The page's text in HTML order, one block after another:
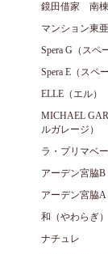
鏡田借家 南棟
マンション東亜
Spera G（スペ
Spera E（スペ
ELLE（エル）
MICHAEL
ルガレージ）
ラ・プリマベ
アーデン宮脇B
アーデン宮脇A
和（やわらぎ）
ナチュレ